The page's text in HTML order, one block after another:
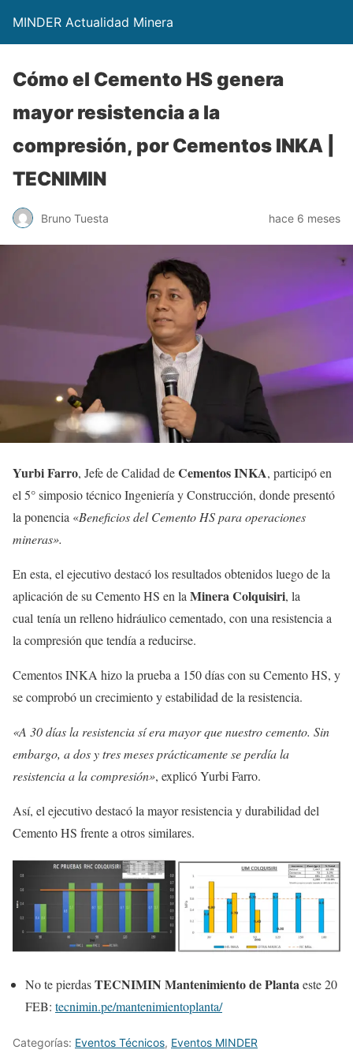
MINDER Actualidad Minera
Cómo el Cemento HS genera
mayor resistencia a la
compresión, por Cementos INKA |
TECNIMIN
Bruno Tuesta hace 6 meses
Yurbi Farro, Jefe de Calidad deCementos INKA, participó en
el 5° simposio técnico Ingeniería y Construcción, donde presentó
la ponencia «Beneficios del Cemento HS para operaciones
mineras».
En esta, el ejecutivo destacó los resultados obtenidos luego de la
aplicación de su Cemento HS en laMineraColquisiri, la
cual tenía un relleno hidráulico cementado, con una resistencia a
la compresión que tendía a reducirse.
Cementos INKA hizo la prueba a 150 días con su Cemento HS, y
se comprobó un crecimiento y estabilidad de la resistencia.
«A 30 días la resistencia sí era mayor que nuestro cemento. Sin
embargo, a dos y tres meses prácticamente se perdía la
resistencia a la compresión», explicó Yurbi Farro.
Así, el ejecutivo destacó la mayor resistencia y durabilidad del
Cemento HS frente a otros similares.
No te pierdasTECNIMIN Mantenimiento de Plantaeste 20
FEB: tecnimin.pe/mantenimientoplanta/
Categorías: Eventos Técnicos, Eventos MINDER